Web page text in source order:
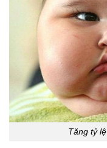
Tăng tỷ